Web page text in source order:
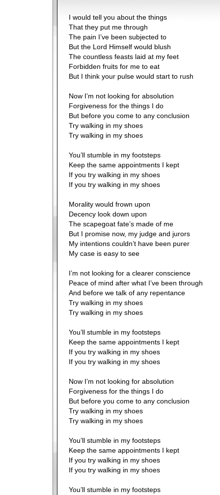
I would tell you about the things
That they put me through
The pain I’ve been subjected to
But the Lord Himself would blush
The countless feasts laid at my feet
Forbidden fruits for me to eat
But I think your pulse would start to rush
Now I’m not looking for absolution
Forgiveness for the things I do
But before you come to any conclusion
Try walking in my shoes
Try walking in my shoes
You’ll stumble in my footsteps
Keep the same appointments I kept
If you try walking in my shoes
If you try walking in my shoes
Morality would frown upon
Decency look down upon
The scapegoat fate’s made of me
But I promise now, my judge and jurors
My intentions couldn’t have been purer
My case is easy to see
I’m not looking for a clearer conscience
Peace of mind after what I’ve been through
And before we talk of any repentance
Try walking in my shoes
Try walking in my shoes
You’ll stumble in my footsteps
Keep the same appointments I kept
If you try walking in my shoes
If you try walking in my shoes
Now I’m not looking for absolution
Forgiveness for the things I do
But before you come to any conclusion
Try walking in my shoes
Try walking in my shoes
You’ll stumble in my footsteps
Keep the same appointments I kept
If you try walking in my shoes
If you try walking in my shoes
You’ll stumble in my footsteps